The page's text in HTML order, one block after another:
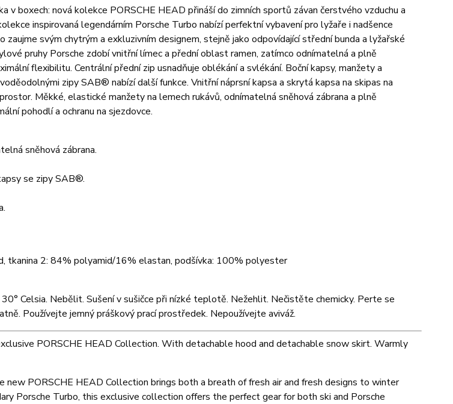
v boxech: nová kolekce PORSCHE HEAD přináší do zimních sportů závan čerstvého vzduchu a
inspirovaná legendárním Porsche Turbo nabízí perfektní vybavení pro lyžaře i nadšence
zaujme svým chytrým a exkluzivním designem, stejně jako odpovídající střední bunda a lyžařské
pruhy Porsche zdobí vnitřní límec a přední oblast ramen, zatímco odnímatelná a plně
flexibilitu. Centrální přední zip usnadňuje oblékání a svlékání. Boční kapsy, manžety a
zipy SAB® nabízí další funkce. Vnitřní náprsní kapsa a skrytá kapsa na skipas na
Měkké, elastické manžety na lemech rukávů, odnímatelná sněhová zábrana a plně
pohodlí a ochranu na sjezdovce.
sněhová zábrana.
se zipy SAB®.
tkanina 2: 84% polyamid/16% elastan, podšívka: 100% polyester
Celsia. Nebělit. Sušení v sušičce při nízké teplotě. Nežehlit. Nečistěte chemicky. Perte se
Používejte jemný práškový prací prostředek. Nepoužívejte aviváž.
PORSCHE HEAD Collection. With detachable hood and detachable snow skirt. Warmly
PORSCHE HEAD Collection brings both a breath of fresh air and fresh designs to winter
Porsche Turbo, this exclusive collection offers the perfect gear for both ski and Porsche